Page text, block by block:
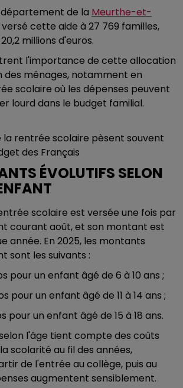
département de la Meurthe-et-
versé cette aide à 27 769 familles,
millions d'euros.
l'importance de cette allocation
des ménages, notamment en
scolaire où les dépenses peuvent
lourd dans le budget familial.
la rentrée scolaire pèsent souvent
des Français
ÉVOLUTIFS SELON
scolaire est versée une fois par
courant août, et son montant est
année. En 2025, les montants
sont les suivants :
pour un enfant âgé de 6 à 10 ans ;
pour un enfant âgé de 11 à 14 ans ;
pour un enfant âgé de 15 à 18 ans.
l'âge tient compte des coûts
scolarité au fil des années,
de l'entrée au collège, puis au
augmentent sensiblement.